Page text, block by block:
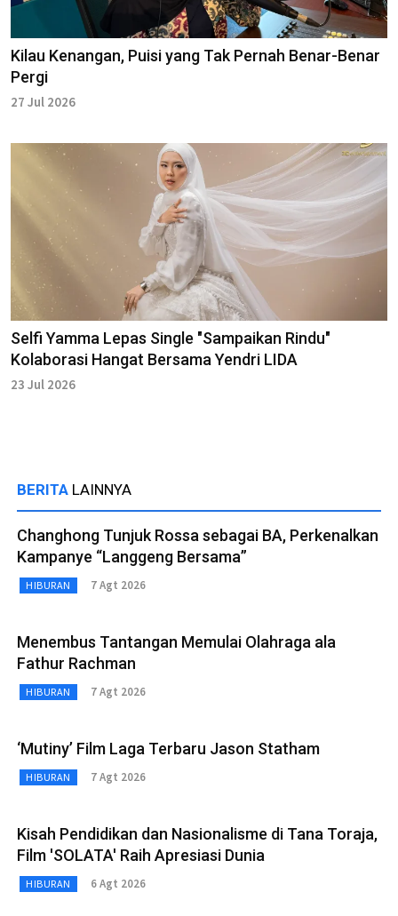
Kilau Kenangan, Puisi yang Tak Pernah Benar-Benar
Pergi
27 Jul 2026
Selfi Yamma Lepas Single "Sampaikan Rindu"
Kolaborasi Hangat Bersama Yendri LIDA
23 Jul 2026
BERITA LAINNYA
Changhong Tunjuk Rossa sebagai BA, Perkenalkan
Kampanye “Langgeng Bersama”
HIBURAN 7 Agt 2026
Menembus Tantangan Memulai Olahraga ala
Fathur Rachman
HIBURAN 7 Agt 2026
‘Mutiny’ Film Laga Terbaru Jason Statham
HIBURAN 7 Agt 2026
Kisah Pendidikan dan Nasionalisme di Tana Toraja,
Film 'SOLATA' Raih Apresiasi Dunia
HIBURAN 6 Agt 2026